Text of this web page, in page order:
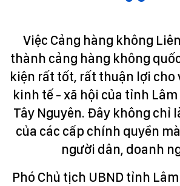
Việc Cảng hàng không
thành cảng hàng không
kiện rất tốt, rất thuận lợi cho
kinh tế - xã hội của tỉnh
Tây Nguyên. Đây không chỉ
của các cấp chính quyền
người dân, doanh
Phó Chủ tịch UBND tỉnh